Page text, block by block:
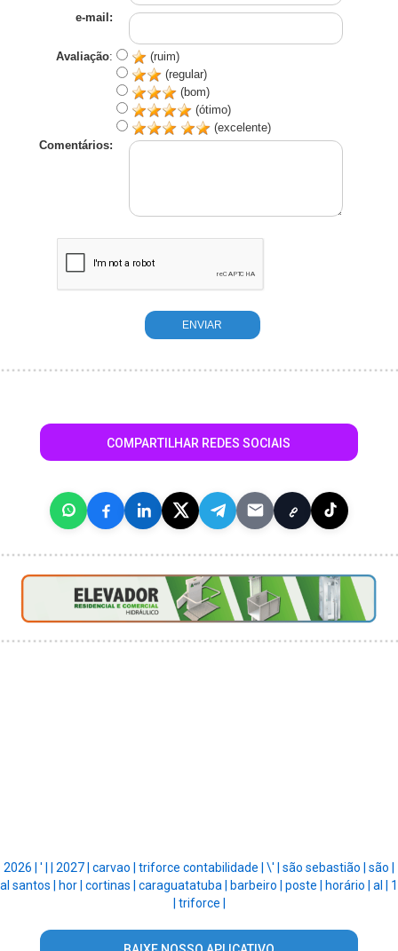
e-mail:
Avaliação:
(ruim)
(regular)
(bom)
(ótimo)
(excelente)
Comentários:
COMPARTILHAR REDES SOCIAIS
2026 | ' | 2027 | carvao | triforce contabilidade | \' | são sebastião | são |
al santos |
hor | cortinas | caraguatatuba | barbeiro | poste | horário | al | 1
triforce |